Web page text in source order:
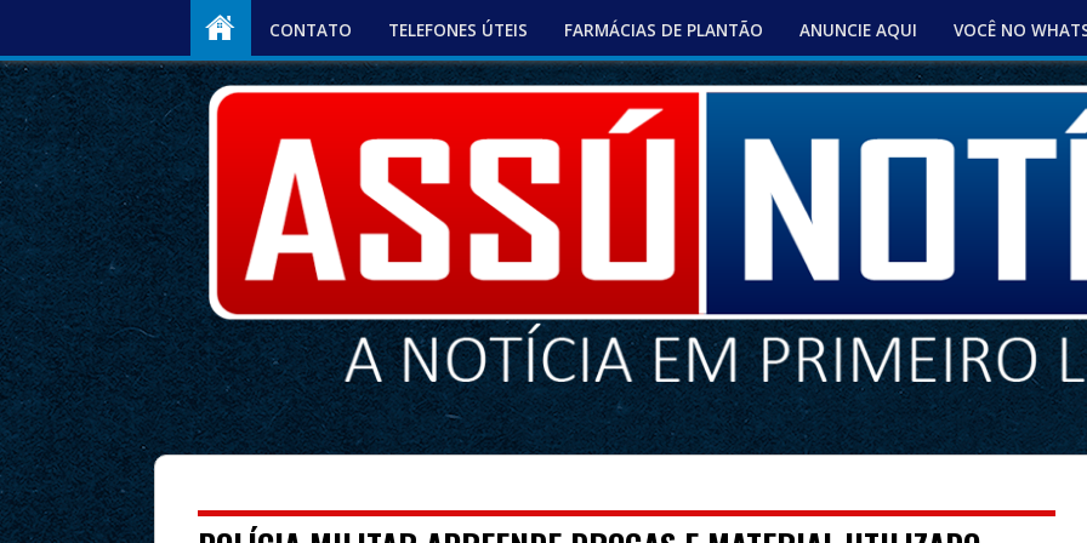
CONTATO TELEFONES ÚTEIS FARMÁCIAS DE PLANTÃO ANUNCIE AQUI VOCÊ NO